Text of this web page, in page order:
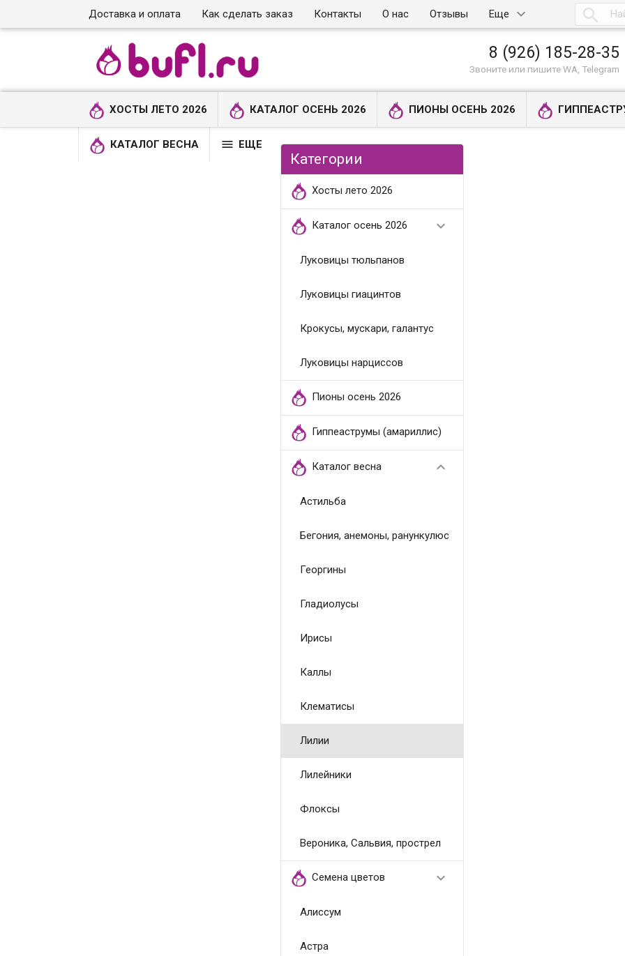
Доставка и оплата Как сделать заказ Контакты О нас Отзывы Еще 
8 (926) 185-28-35
Звоните или пишите WA, Telegram
ХОСТЫ ЛЕТО 2026 КАТАЛОГ ОСЕНЬ 2026 ПИОНЫ ОСЕНЬ 2026
КАТАЛОГ ВЕСНА  ЕЩЕ
Категории
Хосты лето 2026
Каталог осень 2026 
Луковицы тюльпанов
Луковицы гиацинтов
Крокусы, мускари, галантус
Луковицы нарциссов
Пионы осень 2026
Гиппеаструмы (амариллис)
Каталог весна 
Астильба
Бегония, анемоны, ранункулюс
Георгины
Гладиолусы
Ирисы
Каллы
Клематисы
Лилии
Лилейники
Флоксы
Вероника, Сальвия, прострел
Семена цветов 
Алиссум
Астра